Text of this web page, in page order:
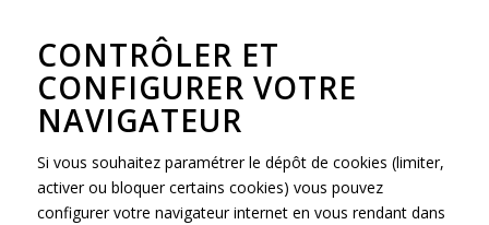
CONTRÔLER ET
CONFIGURER VOTRE
NAVIGATEUR
Si vous souhaitez paramétrer le dépôt de cookies (limiter,
activer ou bloquer certains cookies) vous pouvez
configurer votre navigateur internet en vous rendant dans